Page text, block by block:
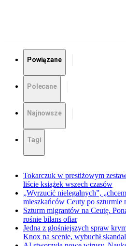
Powiązane
Polecane
Najnowsze
Tagi
Tokarczuk w prestiżowym
liście książek wszech czasów
„Wyrzucić nielegalnych”,
mieszkańców Ceuty po szturmie
Szturm migrantów na Ceutę.
rośnie bilans ofiar
Jedna z głośniejszych spraw
Knox na scenie, wybuchł skandal